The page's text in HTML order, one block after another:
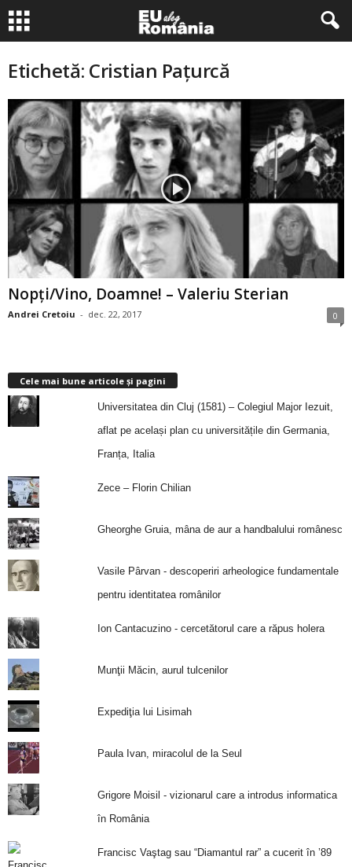
Etichetă: Cristian Paţurcă
Nopţi/Vino, Doamne! – Valeriu Sterian
Andrei Cretoiu - dec. 22, 2017 0
Cele mai bune articole și pagini
Universitatea din Cluj (1581) – Colegiul Major Iezuit,
aflat pe același plan cu universitățile din Germania,
Franța, Italia
Zece – Florin Chilian
Gheorghe Gruia, mâna de aur a handbalului românesc
Vasile Pârvan - descoperiri arheologice fundamentale
pentru identitatea românilor
Ion Cantacuzino - cercetătorul care a răpus holera
Munţii Măcin, aurul tulcenilor
Expediţia lui Lisimah
Paula Ivan, miracolul de la Seul
Grigore Moisil - vizionarul care a introdus informatica
în România
Francisc Vaştag sau “Diamantul rar” a cucerit în ’89